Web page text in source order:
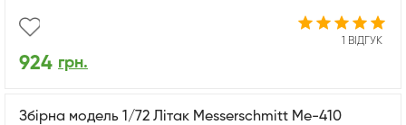
1 ВІДГУК
924 грн.
Збірна модель 1/72 Літак Messerschmitt Me-410